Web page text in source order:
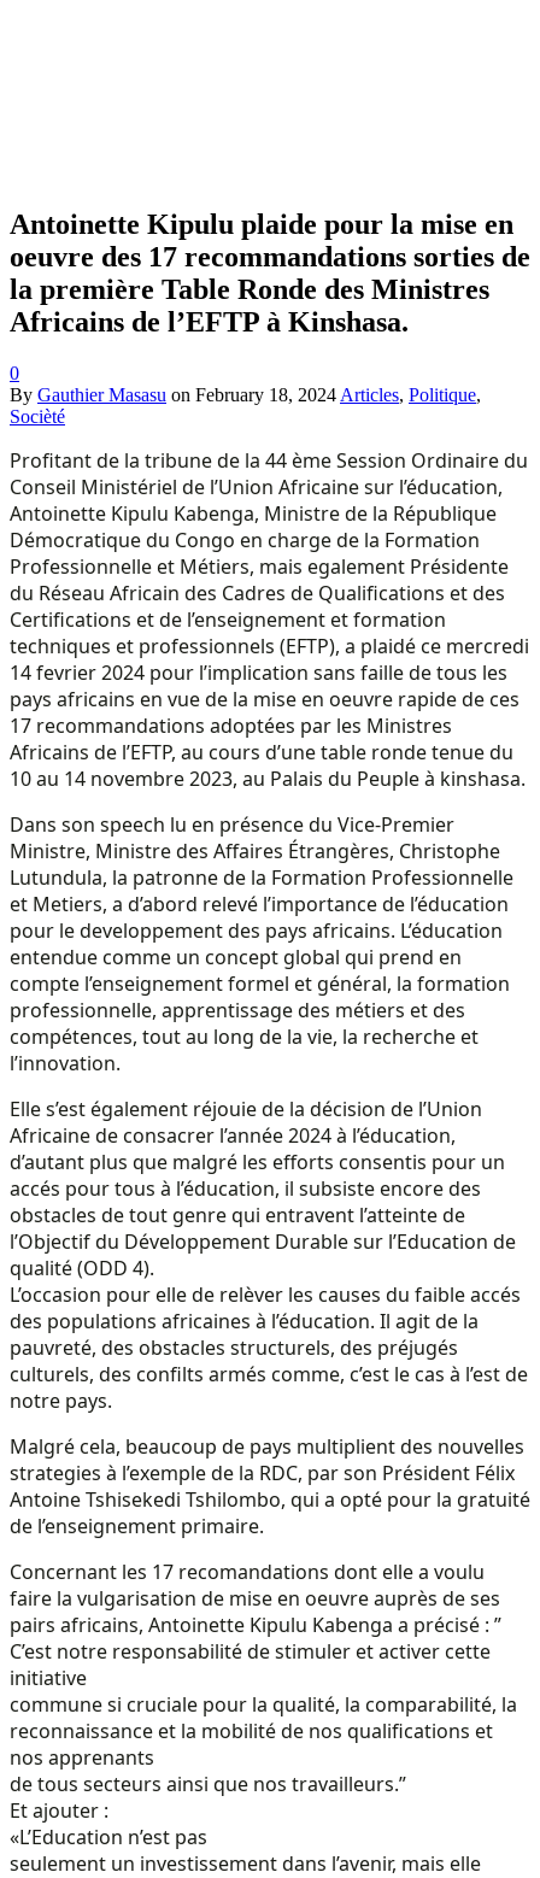
Antoinette Kipulu plaide pour la mise en
oeuvre des 17 recommandations sorties de
la première Table Ronde des Ministres
Africains de l’EFTP à Kinshasa.
0
By Gauthier Masasu on February 18, 2024 Articles, Politique,
Socièté
Profitant de la tribune de la 44 ème Session Ordinaire du
Conseil Ministériel de l’Union Africaine sur l’éducation,
Antoinette Kipulu Kabenga, Ministre de la République
Démocratique du Congo en charge de la Formation
Professionnelle et Métiers, mais egalement Présidente
du Réseau Africain des Cadres de Qualifications et des
Certifications et de l’enseignement et formation
techniques et professionnels (EFTP), a plaidé ce mercredi
14 fevrier 2024 pour l’implication sans faille de tous les
pays africains en vue de la mise en oeuvre rapide de ces
17 recommandations adoptées par les Ministres
Africains de l’EFTP, au cours d’une table ronde tenue du
10 au 14 novembre 2023, au Palais du Peuple à kinshasa.
Dans son speech lu en présence du Vice-Premier
Ministre, Ministre des Affaires Étrangères, Christophe
Lutundula, la patronne de la Formation Professionnelle
et Metiers, a d’abord relevé l’importance de l’éducation
pour le developpement des pays africains. L’éducation
entendue comme un concept global qui prend en
compte l’enseignement formel et général, la formation
professionnelle, apprentissage des métiers et des
compétences, tout au long de la vie, la recherche et
l’innovation.
Elle s’est également réjouie de la décision de l’Union
Africaine de consacrer l’année 2024 à l’éducation,
d’autant plus que malgré les efforts consentis pour un
accés pour tous à l’éducation, il subsiste encore des
obstacles de tout genre qui entravent l’atteinte de
l’Objectif du Développement Durable sur l’Education de
qualité (ODD 4).
L’occasion pour elle de relèver les causes du faible accés
des populations africaines à l’éducation. Il agit de la
pauvreté, des obstacles structurels, des préjugés
culturels, des confilts armés comme, c’est le cas à l’est de
notre pays.
Malgré cela, beaucoup de pays multiplient des nouvelles
strategies à l’exemple de la RDC, par son Président Félix
Antoine Tshisekedi Tshilombo, qui a opté pour la gratuité
de l’enseignement primaire.
Concernant les 17 recomandations dont elle a voulu
faire la vulgarisation de mise en oeuvre auprès de ses
pairs africains, Antoinette Kipulu Kabenga a précisé : ”
C’est notre responsabilité de stimuler et activer cette
initiative
commune si cruciale pour la qualité, la comparabilité, la
reconnaissance et la mobilité de nos qualifications et
nos apprenants
de tous secteurs ainsi que nos travailleurs.”
Et ajouter :
«L’Education n’est pas
seulement un investissement dans l’avenir, mais elle